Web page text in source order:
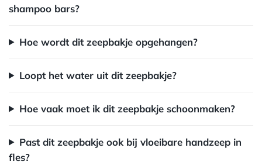
shampoo bars?
Hoe wordt dit zeepbakje opgehangen?
Loopt het water uit dit zeepbakje?
Hoe vaak moet ik dit zeepbakje schoonmaken?
Past dit zeepbakje ook bij vloeibare handzeep in
fles?